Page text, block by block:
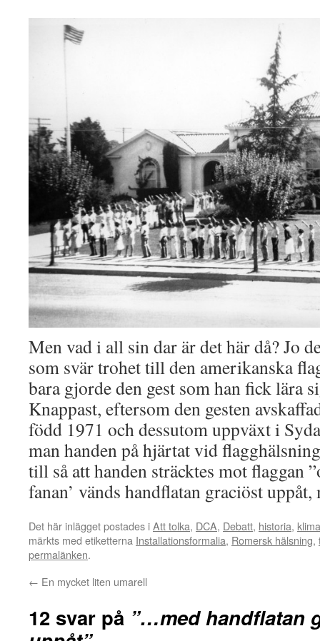
Men vad i all sin dar är det här då? Jo
som svär trohet till den amerikanska
bara gjorde den gest som han fick lära
Knappast, eftersom den gesten
född 1971 och dessutom uppväxt i
man handen på hjärtat vid
till så att handen sträcktes mot flaggan
fanan’ vänds handflatan graciöst uppåt,
Det här inlägget postades iAtt tolka, DCA, Debatt, historia,
märkts med etiketterna Installationsformalia, Romersk hälsning,
permalänken.
← En mycket liten umarell
12 svar på ”…med handflatan